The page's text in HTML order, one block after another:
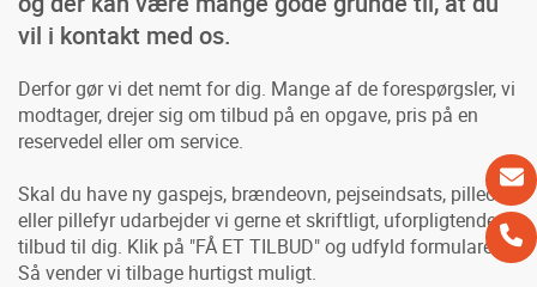
vil i kontakt med os.
Derfor gør vi det nemt for dig. Mange af de forespørgsler, vi
modtager, drejer sig om tilbud på en opgave, pris på en
reservedel eller om service.
Skal du have ny gaspejs, brændeovn, pejseindsats, pilleovn
eller pillefyr udarbejder vi gerne et skriftligt, uforpligtende
tilbud til dig. Klik på "FÅ ET TILBUD" og udfyld formularen.
Så vender vi tilbage hurtigst muligt.